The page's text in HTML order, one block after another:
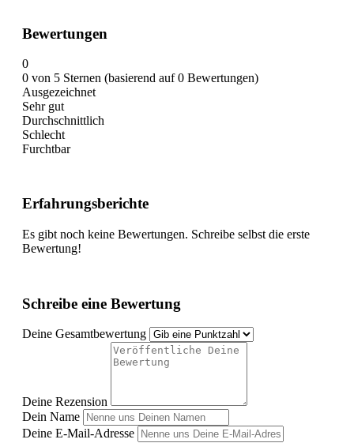
Bewertungen
0
0 von 5 Sternen (basierend auf 0 Bewertungen)
Ausgezeichnet
Sehr gut
Durchschnittlich
Schlecht
Furchtbar
Erfahrungsberichte
Es gibt noch keine Bewertungen. Schreibe selbst die erste
Bewertung!
Schreibe eine Bewertung
Deine Gesamtbewertung
Deine Rezension
Dein Name
Deine E-Mail-Adresse